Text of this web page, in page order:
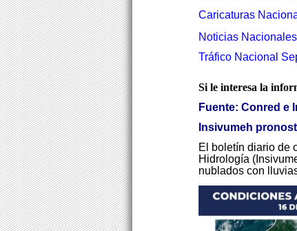
Caricaturas
Noticias
Tráfico Nacional
Si le interesa la
Fuente: Conred e
Insivumeh
El boletín diario de
Hidrología
nublados con